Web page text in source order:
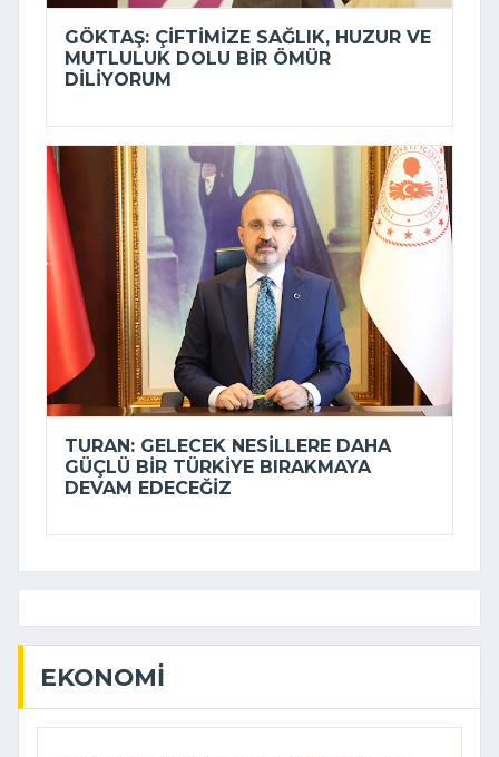
GÖKTAŞ: ÇIFTIMIZE SAĞLIK, HUZUR VE
MUTLULUK DOLU BIR ÖMÜR
DILIYORUM
TURAN: GELECEK NESILLERE DAHA
GÜÇLÜ BIR TÜRKIYE BIRAKMAYA
DEVAM EDECEĞIZ
EKONOMI